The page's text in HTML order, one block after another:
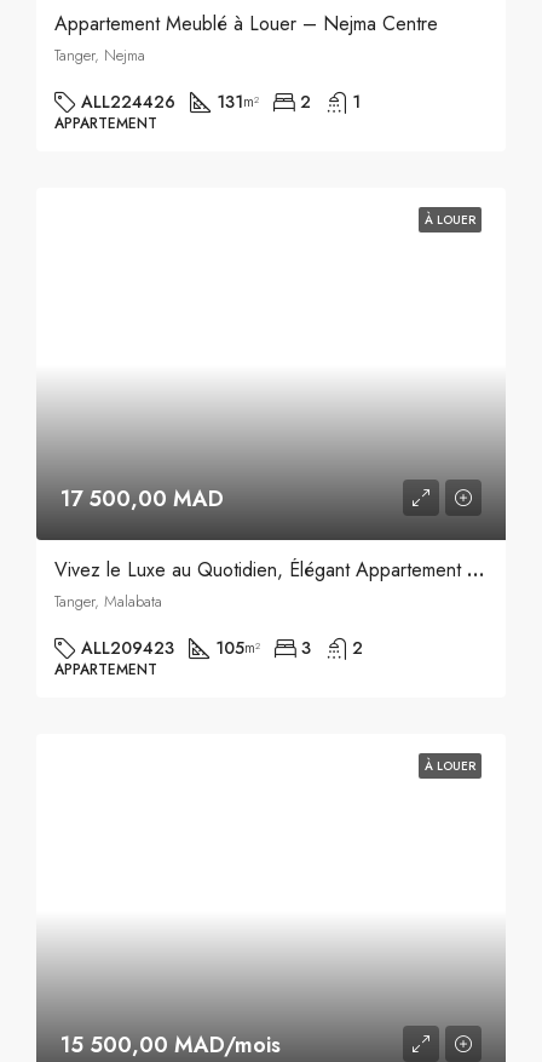
Appartement Meublé à Louer – Nejma Centre
Tanger, Nejma
ALL224426 131m² 2 1
APPARTEMENT
À LOUER
17 500,00 MAD
Vivez le Luxe au Quotidien, Élégant Appartement Meublé à Louer
Tanger, Malabata
ALL209423 105m² 3 2
APPARTEMENT
À LOUER
15 500,00 MAD/mois